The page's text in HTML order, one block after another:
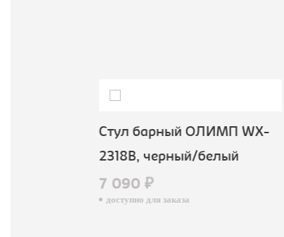
Стул барный ОЛИМП WX-
2318B, черный/белый
7 090 ₽
доступно для заказа